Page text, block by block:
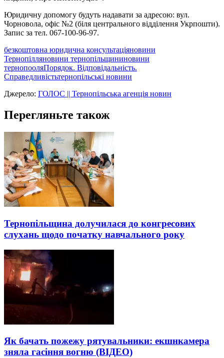
Юридичну допомогу будуть надавати за адресою: вул.
Чорновола, офіс №2 (біля центрального відділення Укрпошти).
Запис за тел. 067-100-96-97.
безкоштовна юридична консультаціяновини
Тернопілляновини тернопільщининовини
тернопооляПорядок. Відповідальність.
Справедливістьтернопільські новини
Джерело: ГОЛОС || Тернопільська агенція новин
Перегляньте також
Тернопільщина долучилася до конгресових
слухань щодо початку навчального року
Як бачать пожежу рятувальники: екшнкамера
зняла гасіння вогню (ВІДЕО)